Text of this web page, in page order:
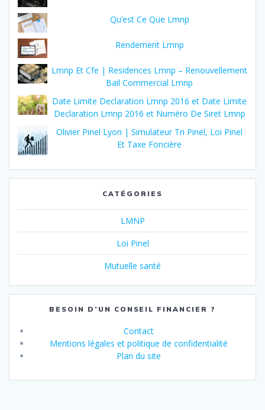
Qu’est Ce Que Lmnp
Rendement Lmnp
Lmnp Et Cfe | Residences Lmnp – Renouvellement
Bail Commercial Lmnp
Date Limite Declaration Lmnp 2016 et Date Limite
Declaration Lmnp 2016 et Numéro De Siret Lmnp
Olivier Pinel Lyon | Simulateur Tri Pinel, Loi Pinel
Et Taxe Foncière
CATÉGORIES
LMNP
Loi Pinel
Mutuelle santé
BESOIN D’UN CONSEIL FINANCIER ?
Contact
Mentions légales et politique de confidentialité
Plan du site